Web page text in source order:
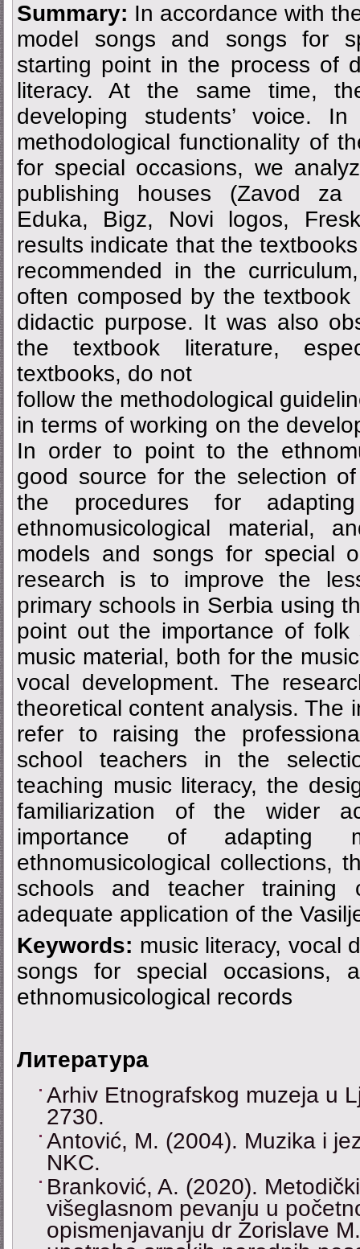
Summary: In accordance with
model songs and songs for
starting point in the process of
literacy. At the same time,
developing students’ voice.
methodological functionality of
for special occasions, we
publishing houses (Zavod za
Eduka, Bigz, Novi logos,
results indicate that the
recommended in the
often composed by the
didactic purpose. It was also
the textbook literature,
textbooks, do not
follow the methodological
in terms of working on the
In order to point to the
good source for the selection
the procedures for
ethnomusicological material,
models and songs for special
research is to improve the
primary schools in Serbia using
point out the importance of
music material, both for the
vocal development. The
theoretical content analysis. The
refer to raising the
school teachers in the
teaching music literacy, the
familiarization of the wider
importance of adapting
ethnomusicological collections,
schools and teacher
adequate application of the
Keywords: music literacy, vocal
songs for special occasions,
ethnomusicological records
Литература
Аrhiv Etnografskog muzeja u
2730.
Antović, M. (2004). Muzika i
NKC.
Branković, A. (2020).
višeglasnom pevanju u
opismenjavanju dr Zorislave